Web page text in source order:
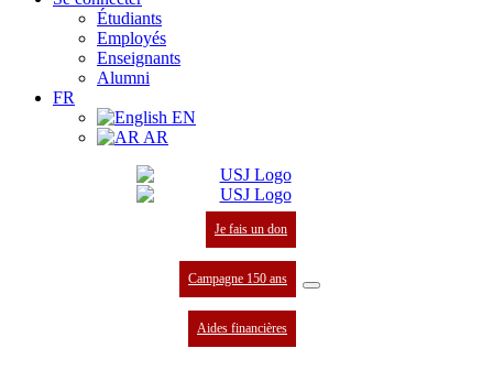
Étudiants
Employés
Enseignants
Alumni
FR
EN
AR
Je fais un don
Campagne 150 ans
Aides financières